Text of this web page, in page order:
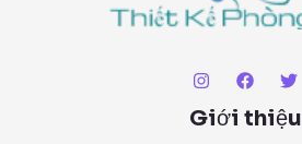
Giới thiệu